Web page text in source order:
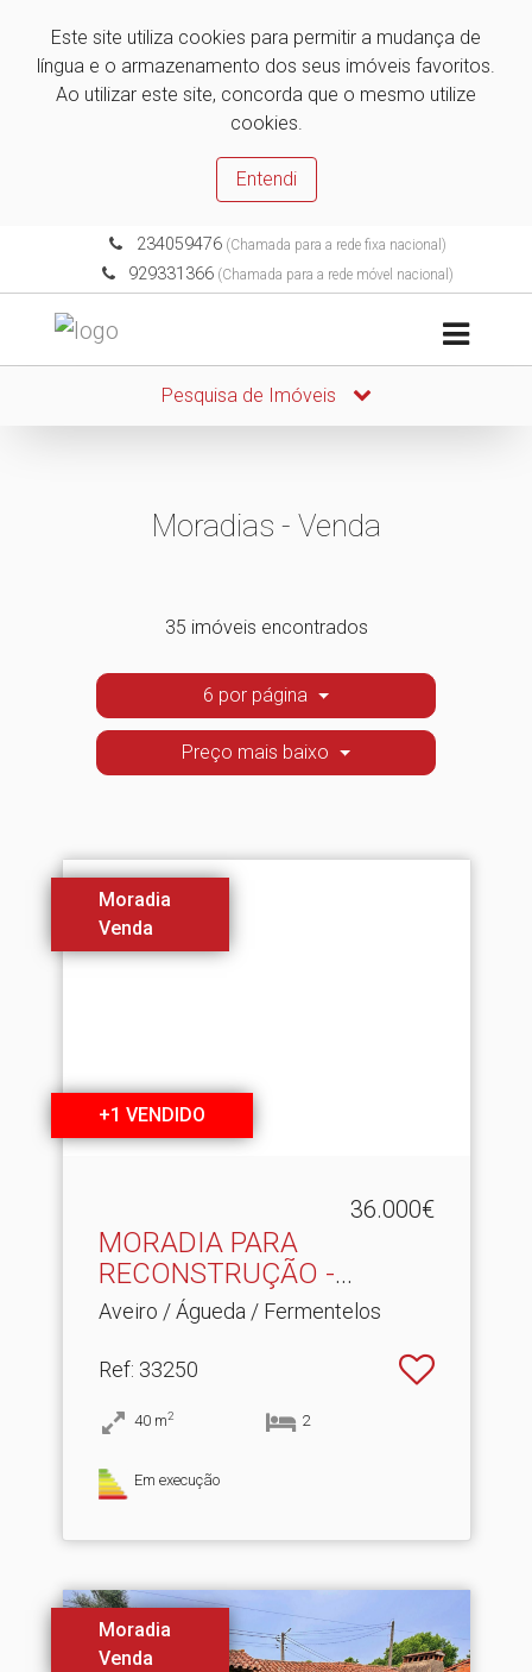
Este site utiliza cookies para permitir a mudança de
língua e o armazenamento dos seus imóveis favoritos.
Ao utilizar este site, concorda que o mesmo utilize
cookies.
Entendi
234059476(Chamada para a rede fixa nacional)
929331366 (Chamada para a rede móvel nacional)
Pesquisa de Imóveis
Moradias - Venda
35 imóveis encontrados
6 por página
Preço mais baixo
Moradia
Venda
+1 VENDIDO
36.000€
MORADIA PARA
RECONSTRUÇÃO -
FERMENTELOS
Aveiro / Águeda / Fermentelos
Ref: 33250
40 m2 2
Em execução
Moradia
Venda